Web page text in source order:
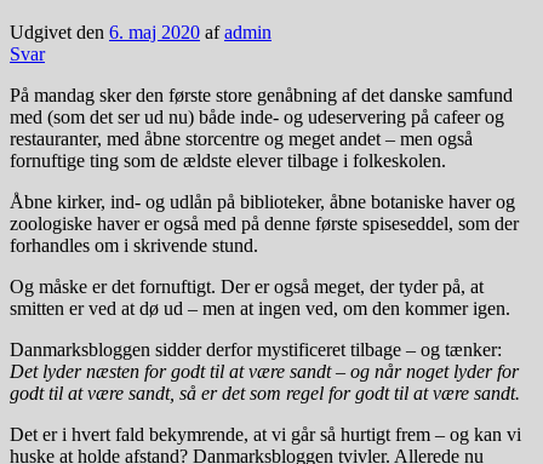
Udgivet den 6. maj 2020 afadmin
Svar
På mandag sker den første store genåbning af det danske samfund
med (som det ser ud nu) både inde- og udeservering på cafeer og
restauranter, med åbne storcentre og meget andet – men også
fornuftige ting som de ældste elever tilbage i folkeskolen.
Åbne kirker, ind- og udlån på biblioteker, åbne botaniske haver og
zoologiske haver er også med på denne første spiseseddel, som der
forhandles om i skrivende stund.
Og måske er det fornuftigt. Der er også meget, der tyder på, at
smitten er ved at dø ud – men at ingen ved, om den kommer igen.
Danmarksbloggen sidder derfor mystificeret tilbage – og tænker:
Det lyder næsten for godt til at være sandt – og når noget lyder for
godt til at være sandt, så er det som regel for godt til at være sandt.
Det er i hvert fald bekymrende, at vi går så hurtigt frem – og kan vi
huske at holde afstand? Danmarksbloggen tvivler. Allerede nu